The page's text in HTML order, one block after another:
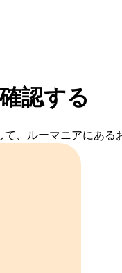
認する
、ルーマニアにある